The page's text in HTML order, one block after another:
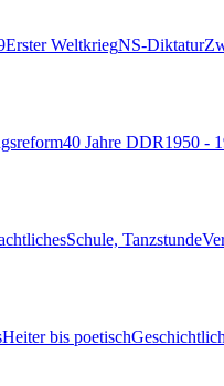
Erster WeltkriegNS-Diktatur
40 Jahre DDR1950 -
Schule, Tanzstunde
Heiter bis poetisch